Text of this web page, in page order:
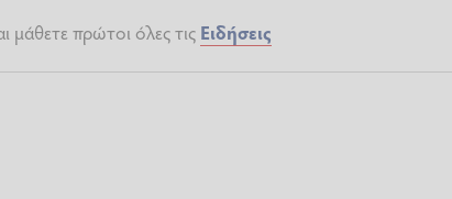
μάθετε πρώτοι όλες τις Ειδήσεις